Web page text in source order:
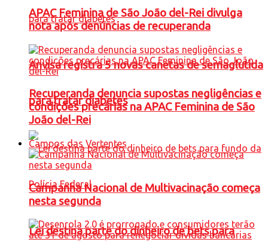
Anvisa registra 5 novas canetas de semaglutida
para tratar diabetes
Lei destina parte do dinheiro de bets para
APAC Feminina de São João del-Rei divulga
nota após denúncias de recuperanda
Recuperanda denuncia supostas negligências e
condições precárias na APAC Feminina de São
João del-Rei
Campos das Vertentes
Campanha Nacional de Multivacinação começa
nesta segunda